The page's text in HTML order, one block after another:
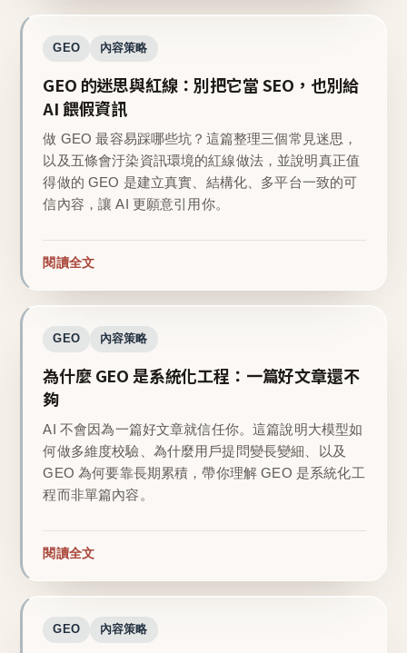
GEO 內容策略
GEO 的迷思與紅線：別把它當 SEO，也別給
AI 餵假資訊
做 GEO 最容易踩哪些坑？這篇整理三個常見迷思，
以及五條會汙染資訊環境的紅線做法，並說明真正值
得做的 GEO 是建立真實、結構化、多平台一致的可
信內容，讓 AI 更願意引用你。
閱讀全文
GEO 內容策略
為什麼 GEO 是系統化工程：一篇好文章還不
夠
AI 不會因為一篇好文章就信任你。這篇說明大模型如
何做多維度校驗、為什麼用戶提問變長變細、以及
GEO 為何要靠長期累積，帶你理解 GEO 是系統化工
程而非單篇內容。
閱讀全文
GEO 內容策略